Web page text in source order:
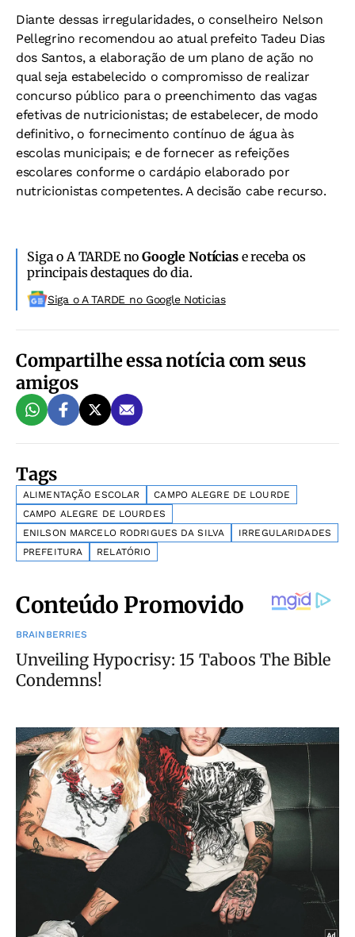
Diante dessas irregularidades, o conselheiro Nelson
Pellegrino recomendou ao atual prefeito Tadeu Dias
dos Santos, a elaboração de um plano de ação no
qual seja estabelecido o compromisso de realizar
concurso público para o preenchimento das vagas
efetivas de nutricionistas; de estabelecer, de modo
definitivo, o fornecimento contínuo de água às
escolas municipais; e de fornecer as refeições
escolares conforme o cardápio elaborado por
nutricionistas competentes. A decisão cabe recurso.
Siga o A TARDE noGoogle Notíciase receba os
principais destaques do dia.
Siga o A TARDE no Google Noticias
Compartilhe essa notícia com seus
amigos
Tags
ALIMENTAÇÃO ESCOLAR
CAMPO ALEGRE DE LOURDE
CAMPO ALEGRE DE LOURDES
ENILSON MARCELO RODRIGUES DA SILVA
IRREGULARIDADES
PREFEITURA
RELATÓRIO